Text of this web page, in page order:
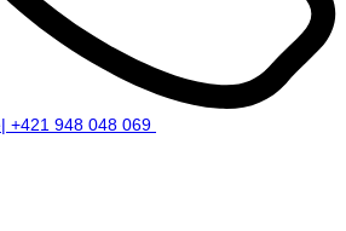
+421 948 048 069